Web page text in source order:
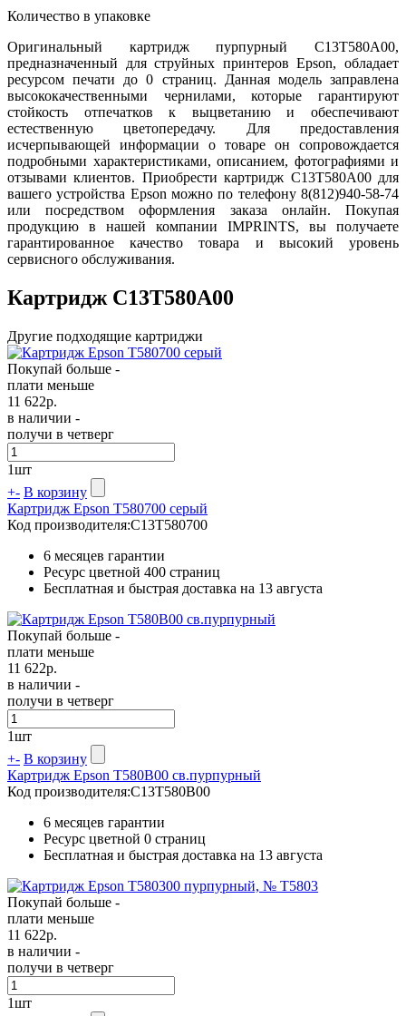
Количество в упаковке
Оригинальный картридж пурпурный C13T580A00,
предназначенный для струйных принтеров Epson, обладает
ресурсом печати до 0 страниц. Данная модель заправлена
высококачественными чернилами, которые гарантируют
стойкость отпечатков к выцветанию и обеспечивают
естественную цветопередачу. Для предоставления
исчерпывающей информации о товаре он сопровождается
подробными характеристиками, описанием, фотографиями и
отзывами клиентов. Приобрести картридж C13T580A00 для
вашего устройства Epson можно по телефону 8(812)940-58-74
или посредством оформления заказа онлайн. Покупая
продукцию в нашей компании IMPRINTS, вы получаете
гарантированное качество товара и высокий уровень
сервисного обслуживания.
Картридж C13T580A00
Другие подходящие картриджи
Покупай больше -
плати меньше
11 622р.
в наличии -
получи в четверг
1шт
+- В корзину
Картридж Epson T580700 серый
Код производителя:C13T580700
6 месяцев гарантии
Ресурс цветной 400 страниц
Бесплатная и быстрая доставка на 13 августа
Покупай больше -
плати меньше
11 622р.
в наличии -
получи в четверг
1шт
+- В корзину
Картридж Epson T580B00 св.пурпурный
Код производителя:C13T580B00
6 месяцев гарантии
Ресурс цветной 0 страниц
Бесплатная и быстрая доставка на 13 августа
Покупай больше -
плати меньше
11 622р.
в наличии -
получи в четверг
1шт